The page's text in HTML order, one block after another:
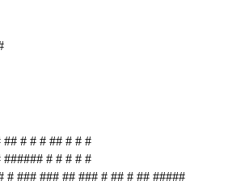
# # # ## # # #
# # # # #
# ### ### ## ### # ## # ## #####